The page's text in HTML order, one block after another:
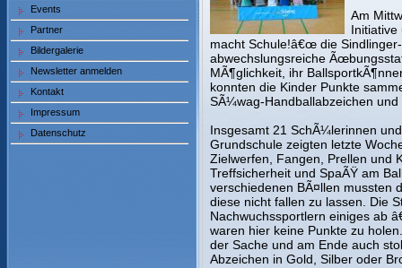
Events
Partner
Bildergalerie
Newsletter anmelden
Kontakt
Impressum
Datenschutz
Am
Initiative
macht Schule!â€œ die
abwechslungsreiche
MÃ¶glichkeit, ihr
konnten die Kinder Punkte
SÃ¼wag-Handballabzeichen
Insgesamt 21 SchÃ¼lerinnen
Grundschule zeigten letzte
Zielwerfen, Fangen, Prellen und
Treffsicherheit und SpaÃŸ am
verschiedenen BÃ¤llen mussten
diese nicht fallen zu lassen. Die
Nachwuchssportlern einiges ab
waren hier keine Punkte zu
der Sache und am Ende auch
Abzeichen in Gold, Silber oder